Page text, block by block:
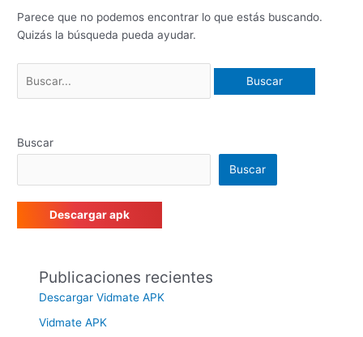
Parece que no podemos encontrar lo que estás buscando.
Quizás la búsqueda pueda ayudar.
Buscar
Buscar
Descargar apk
Publicaciones recientes
Descargar Vidmate APK
Vidmate APK